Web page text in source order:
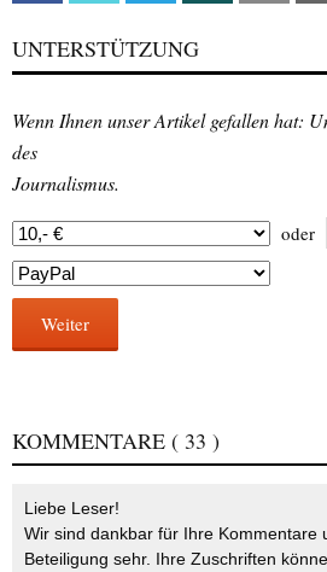
UNTERSTÜTZUNG
Wenn Ihnen unser Artikel gefallen hat:
des
Journalismus.
oder
Weiter
KOMMENTARE ( 33 )
Liebe Leser!
Wir sind dankbar für Ihre Kommentare
Beteiligung sehr. Ihre Zuschriften